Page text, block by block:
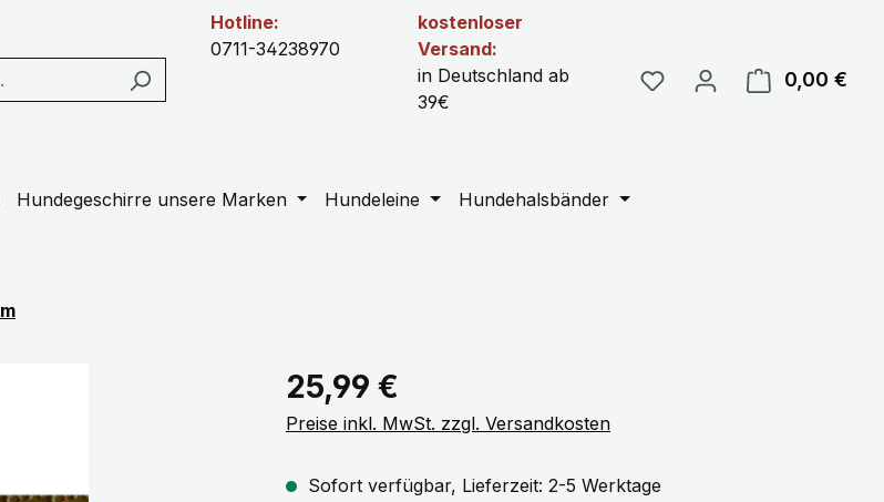
Hotline:
0711-34238970
kostenloser
Versand:
in Deutschland ab
39€
0,00 €
Hundegeschirre unsere Marken Hundeleine
Hundehalsbänder
Regulärer Preis:
25,99 €
Preise inkl. MwSt. zzgl. Versandkosten
Sofort verfügbar, Lieferzeit: 2-5 Werktage